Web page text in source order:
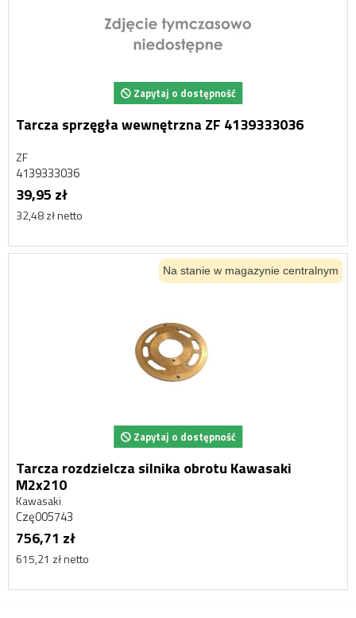
Zapytaj o dostępność
Tarcza sprzęgła wewnętrzna ZF 4139333036
ZF
4139333036
39,95 zł
32,48 zł netto
Na stanie w magazynie centralnym
Zapytaj o dostępność
Tarcza rozdzielcza silnika obrotu Kawasaki
M2x210
Kawasaki
Czę005743
756,71 zł
615,21 zł netto